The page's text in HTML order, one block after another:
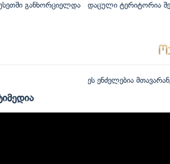
განხორციელდა
დაცული ტერიტორია
ეს ენძელებია